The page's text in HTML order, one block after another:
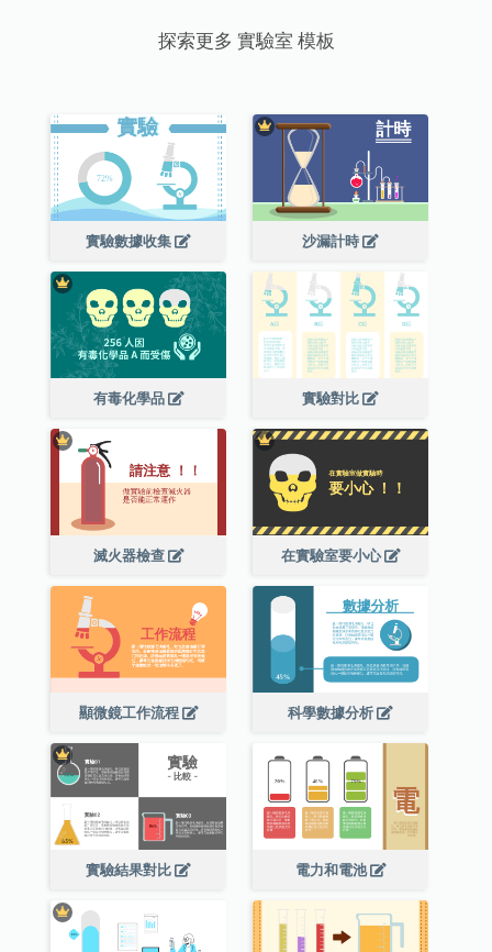
探索更多 實驗室 模板
實驗數據收集 沙漏計時
有毒化學品 實驗對比
滅火器檢查 在實驗室要小心
顯微鏡工作流程 科學數據分析
實驗結果對比 電力和電池